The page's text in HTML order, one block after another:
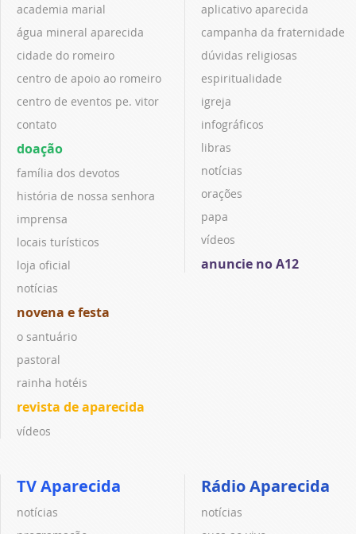
academia marial
água mineral aparecida
cidade do romeiro
centro de apoio ao romeiro
centro de eventos pe. vitor
contato
doação
família dos devotos
história de nossa senhora
imprensa
locais turísticos
loja oficial
notícias
novena e festa
o santuário
pastoral
rainha hotéis
revista de aparecida
vídeos
aplicativo aparecida
campanha da fraternidade
dúvidas religiosas
espiritualidade
igreja
infográficos
libras
notícias
orações
papa
vídeos
anuncie no A12
TV Aparecida
notícias
Rádio Aparecida
notícias